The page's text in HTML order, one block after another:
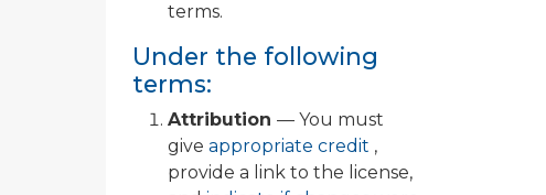
terms.
Under the following
terms:
Attribution — You must
give appropriate credit ,
provide a link to the license,